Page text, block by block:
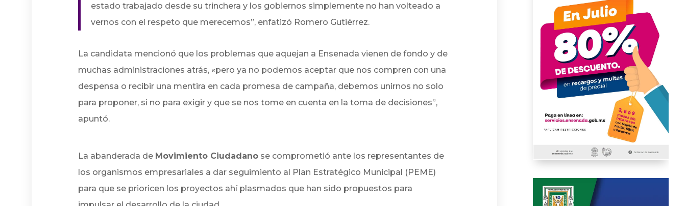
estado trabajado desde su trinchera y los gobiernos simplemente no han volteado a
vernos con el respeto que merecemos”, enfatizó Romero Gutiérrez.
La candidata mencionó que los problemas que aquejan a Ensenada vienen de fondo y de
muchas administraciones atrás, «pero ya no podemos aceptar que nos compren con una
despensa o recibir una mentira en cada promesa de campaña, debemos unirnos no solo
para proponer, si no para exigir y que se nos tome en cuenta en la toma de decisiones”,
apuntó.
La abanderada de Movimiento Ciudadanose comprometió ante los representantes de
los organismos empresariales a dar seguimiento al Plan Estratégico Municipal (PEME)
para que se prioricen los proyectos ahí plasmados que han sido propuestos para